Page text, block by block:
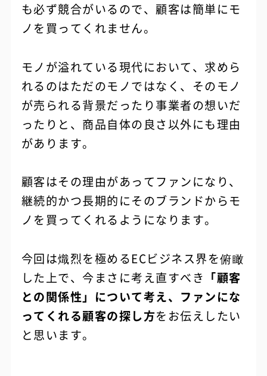
も必ず競合がいるので、顧客は簡単にモ
ノを買ってくれません。
モノが溢れている現代において、求めら
れるのはただのモノではなく、そのモノ
が売られる背景だったり事業者の想いだ
ったりと、商品自体の良さ以外にも理由
があります。
顧客はその理由があってファンになり、
継続的かつ長期的にそのブランドからモ
ノを買ってくれるようになります。
今回は熾烈を極めるECビジネス界を俯瞰
した上で、今まさに考え直すべき 「顧客
との関係性」について考え、ファンにな
ってくれる顧客の探し方をお伝えしたい
と思います。